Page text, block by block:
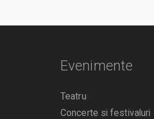
Evenimente
Teatru
Concerte si festivaluri